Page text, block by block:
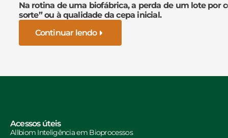
Na rotina de uma biofábrica, a perda de um lote por
sorte” ou à qualidade da cepa inicial.
Continuar lendo
Acessos úteis
Allbiom Inteligência em Bioprocessos